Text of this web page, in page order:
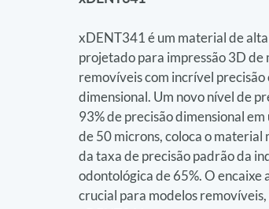
xDENT341 é um material de
projetado para impressão 3D de
removíveis com incrível
dimensional. Um novo nível de
93% de precisão dimensional
de 50 microns, coloca o material
da taxa de precisão padrão da
odontológica de 65%. O encaixe
crucial para modelos removíveis,